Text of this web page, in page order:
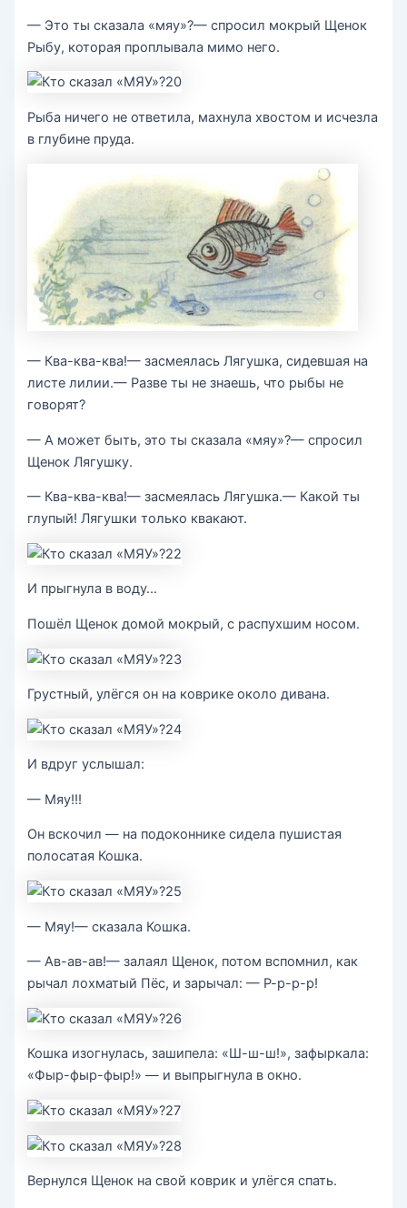
— Это ты сказала «мяу»?— спросил мокрый Щенок
Рыбу, которая проплывала мимо него.
Рыба ничего не ответила, махнула хвостом и исчезла
в глубине пруда.
— Ква-ква-ква!— засмеялась Лягушка, сидевшая на
листе лилии.— Разве ты не знаешь, что рыбы не
говорят?
— А может быть, это ты сказала «мяу»?— спросил
Щенок Лягушку.
— Ква-ква-ква!— засмеялась Лягушка.— Какой ты
глупый! Лягушки только квакают.
И прыгнула в воду…
Пошёл Щенок домой мокрый, с распухшим носом.
Грустный, улёгся он на коврике около дивана.
И вдруг услышал:
— Мяу!!!
Он вскочил — на подоконнике сидела пушистая
полосатая Кошка.
— Мяу!— сказала Кошка.
— Ав-ав-ав!— залаял Щенок, потом вспомнил, как
рычал лохматый Пёс, и зарычал: — Р-р-р-р!
Кошка изогнулась, зашипела: «Ш-ш-ш!», зафыркала:
«Фыр-фыр-фыр!» — и выпрыгнула в окно.
Вернулся Щенок на свой коврик и улёгся спать.